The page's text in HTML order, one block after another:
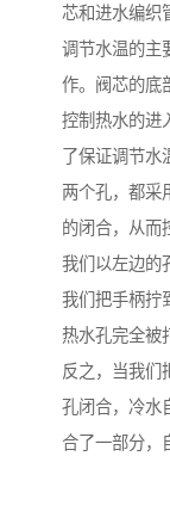
芯和进水编织
调节水温的主
作。阀芯的底
控制热水的进
了保证调节
两个孔，都采
的闭合，从而
我们以左边的
我们把手柄拧
热水孔完全被
反之，当我们
孔闭合，冷水
合了一部分，